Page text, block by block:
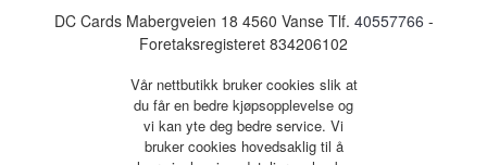
DC Cards Mabergveien 18 4560 Vanse Tlf. 40557766 -
Foretaksregisteret 834206102
Vår nettbutikk bruker cookies slik at
du får en bedre kjøpsopplevelse og
vi kan yte deg bedre service. Vi
bruker cookies hovedsaklig til å